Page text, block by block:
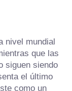
nivel mundial
que las
siguen siendo
el último
como un